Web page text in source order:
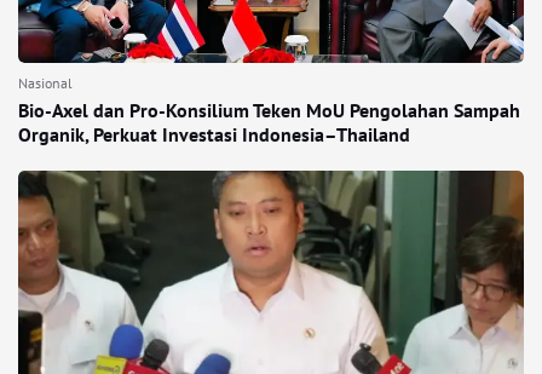
Nasional
Bio-Axel dan Pro-Konsilium Teken MoU Pengolahan Sampah
Organik, Perkuat Investasi Indonesia–Thailand